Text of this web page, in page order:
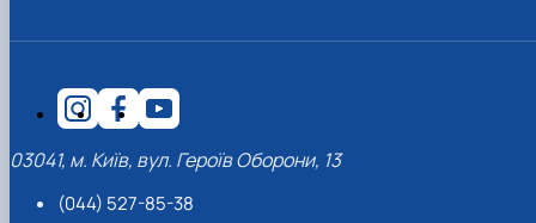
03041, м. Київ, вул. Героїв Оборони, 13
(044) 527-85-38